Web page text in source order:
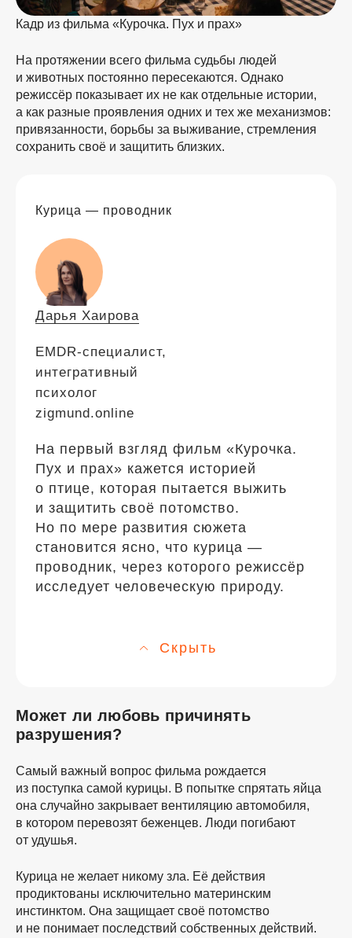
Кадр из фильма «Курочка. Пух и прах»
На протяжении всего фильма судьбы людей
и животных постоянно пересекаются. Однако
режиссёр показывает их не как отдельные истории,
а как разные проявления одних и тех же механизмов:
привязанности, борьбы за выживание, стремления
сохранить своё и защитить близких.
Курица — проводник
На первый взгляд фильм «Курочка.
Пух и прах» кажется историей
о птице, которая пытается выжить
и защитить своё потомство.
Но по мере развития сюжета
становится ясно, что курица —
проводник, через которого режиссёр
исследует человеческую природу.
Скрыть
Дарья Хаирова
EMDR-специалист,
интегративный
психолог
zigmund.online
Может ли любовь причинять
разрушения?
Самый важный вопрос фильма рождается
из поступка самой курицы. В попытке спрятать яйца
она случайно закрывает вентиляцию автомобиля,
в котором перевозят беженцев. Люди погибают
от удушья.
Курица не желает никому зла. Её действия
продиктованы исключительно материнским
инстинктом. Она защищает своё потомство
и не понимает последствий собственных действий.